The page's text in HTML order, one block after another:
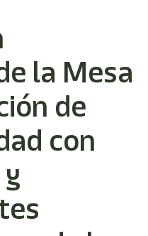
la Mesa
de
con